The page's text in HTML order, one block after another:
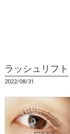
ラッシュリフト
2022/08/31